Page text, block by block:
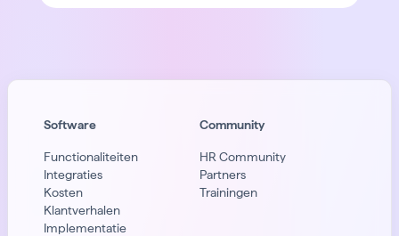
Software
Functionaliteiten
Integraties
Kosten
Klantverhalen
Implementatie
Community
HR Community
Partners
Trainingen